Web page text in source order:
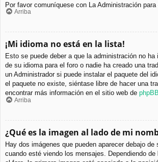
Por favor comuníquese con La Administración para
Arriba
¡Mi idioma no está en la lista!
Esto se puede deber a que la administración no ha
de su idioma para el foro o nadie ha creado una
un Administrador si puede instalar el paquete del
el paquete no existe, siéntase libre de hacer una
encontrar más información en el sitio web de phpBB
Arriba
¿Qué es la imagen al lado de mi
Hay dos imágenes que pueden aparecer debajo de
cuando esté viendo los mensajes. Dependiendo